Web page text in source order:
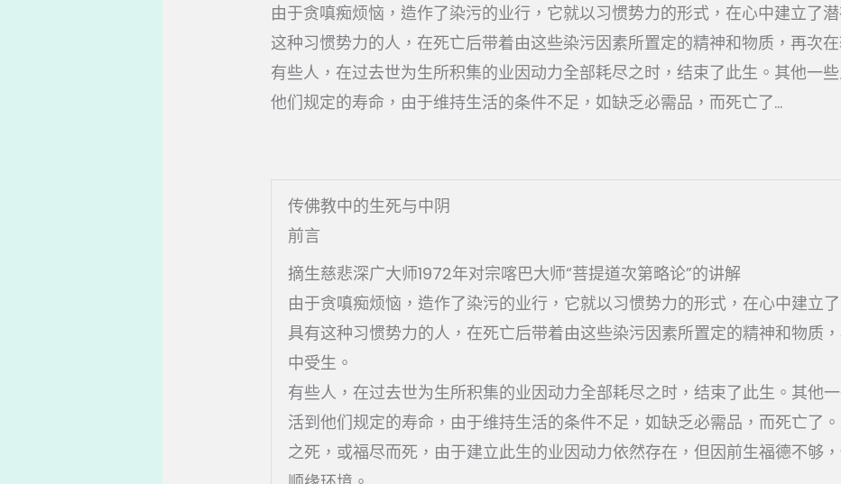
由于贪嗔痴烦恼，造作了染污的业行，它就以习惯势力的形式，在心中建立了
这种习惯势力的人，在死亡后带着由这些染污因素所置定的精神和物质，再次在
有些人，在过去世为生所积集的业因动力全部耗尽之时，结束了此生。其他一
他们规定的寿命，由于维持生活的条件不足，如缺乏必需品，而死亡了...
传佛教中的生死与中阴
前言
摘生慈悲深广大师1972年对宗喀巴大师“菩提道次第略论”的讲解
由于贪嗔痴烦恼，造作了染污的业行，它就以习惯势力的形式，在心中建立
具有这种习惯势力的人，在死亡后带着由这些染污因素所置定的精神和物质
中受生。
有些人，在过去世为生所积集的业因动力全部耗尽之时，结束了此生。其他
活到他们规定的寿命，由于维持生活的条件不足，如缺乏必需品，而死亡了
之死，或福尽而死，由于建立此生的业因动力依然存在，但因前生福德不够